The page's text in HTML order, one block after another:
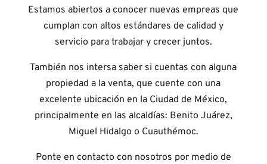
Estamos abiertos a conocer nuevas empreas que
cumplan con altos estándares de calidad y
servicio para trabajar y crecer juntos.
También nos intersa saber si cuentas con alguna
propiedad a la venta, que cuente con una
excelente ubicación en la Ciudad de México,
principalmente en las alcaldías: Benito Juárez,
Miguel Hidalgo o Cuauthémoc.
Ponte en contacto con nosotros por medio de